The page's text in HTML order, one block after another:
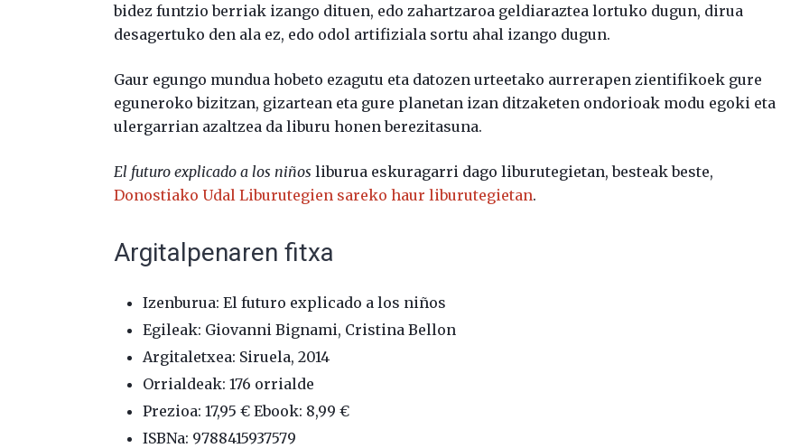
bidez funtzio berriak izango dituen, edo zahartzaroa geldiaraztea lortuko dugun, dirua
desagertuko den ala ez, edo odol artifiziala sortu ahal izango dugun.
Gaur egungo mundua hobeto ezagutu eta datozen urteetako aurrerapen zientifikoek gure
eguneroko bizitzan, gizartean eta gure planetan izan ditzaketen ondorioak modu egoki eta
ulergarrian azaltzea da liburu honen berezitasuna.
El futuro explicado a los niños liburua eskuragarri dago liburutegietan, besteak beste,
Donostiako Udal Liburutegien sareko haur liburutegietan.
Argitalpenaren fitxa
Izenburua: El futuro explicado a los niños
Egileak: Giovanni Bignami, Cristina Bellon
Argitaletxea: Siruela, 2014
Orrialdeak: 176 orrialde
Prezioa: 17,95 € Ebook: 8,99 €
ISBNa: 9788415937579